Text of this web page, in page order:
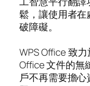
鬆，讓使用者在
破障礙。
WPS Office 致
Office 文件的無
戶不再需要擔